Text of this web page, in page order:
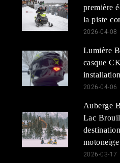
première
la piste
2026-04-08
Lumière
casque
2026-04-06
Auberge
Lac
motoneige
2026-03-17